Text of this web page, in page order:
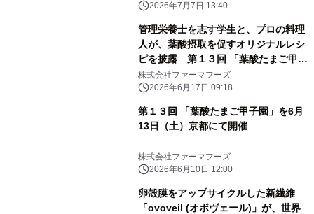
ズ ファッションウィーク」のランウェ
2026年7月7日 13:40
管理栄養士を志す学生と、プロの料理
人が、葉酸摂取を促すオリジナルレシ
ピを披露 第１３回 「葉酸たまご甲子
園」開催
株式会社ファーマフーズ
2026年6月17日 09:18
第１３回 「葉酸たまご甲子園」を6月
13日（土）京都にて開催
株式会社ファーマフーズ
2026年6月10日 12:00
卵殻膜をアップサイクルした新繊維
「ovoveil (オボヴェール)」が、世界